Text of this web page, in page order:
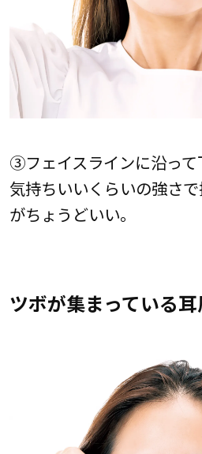
③フェイスラインに沿って
気持ちいいくらいの強さ
がちょうどいい。
ツボが集まっている